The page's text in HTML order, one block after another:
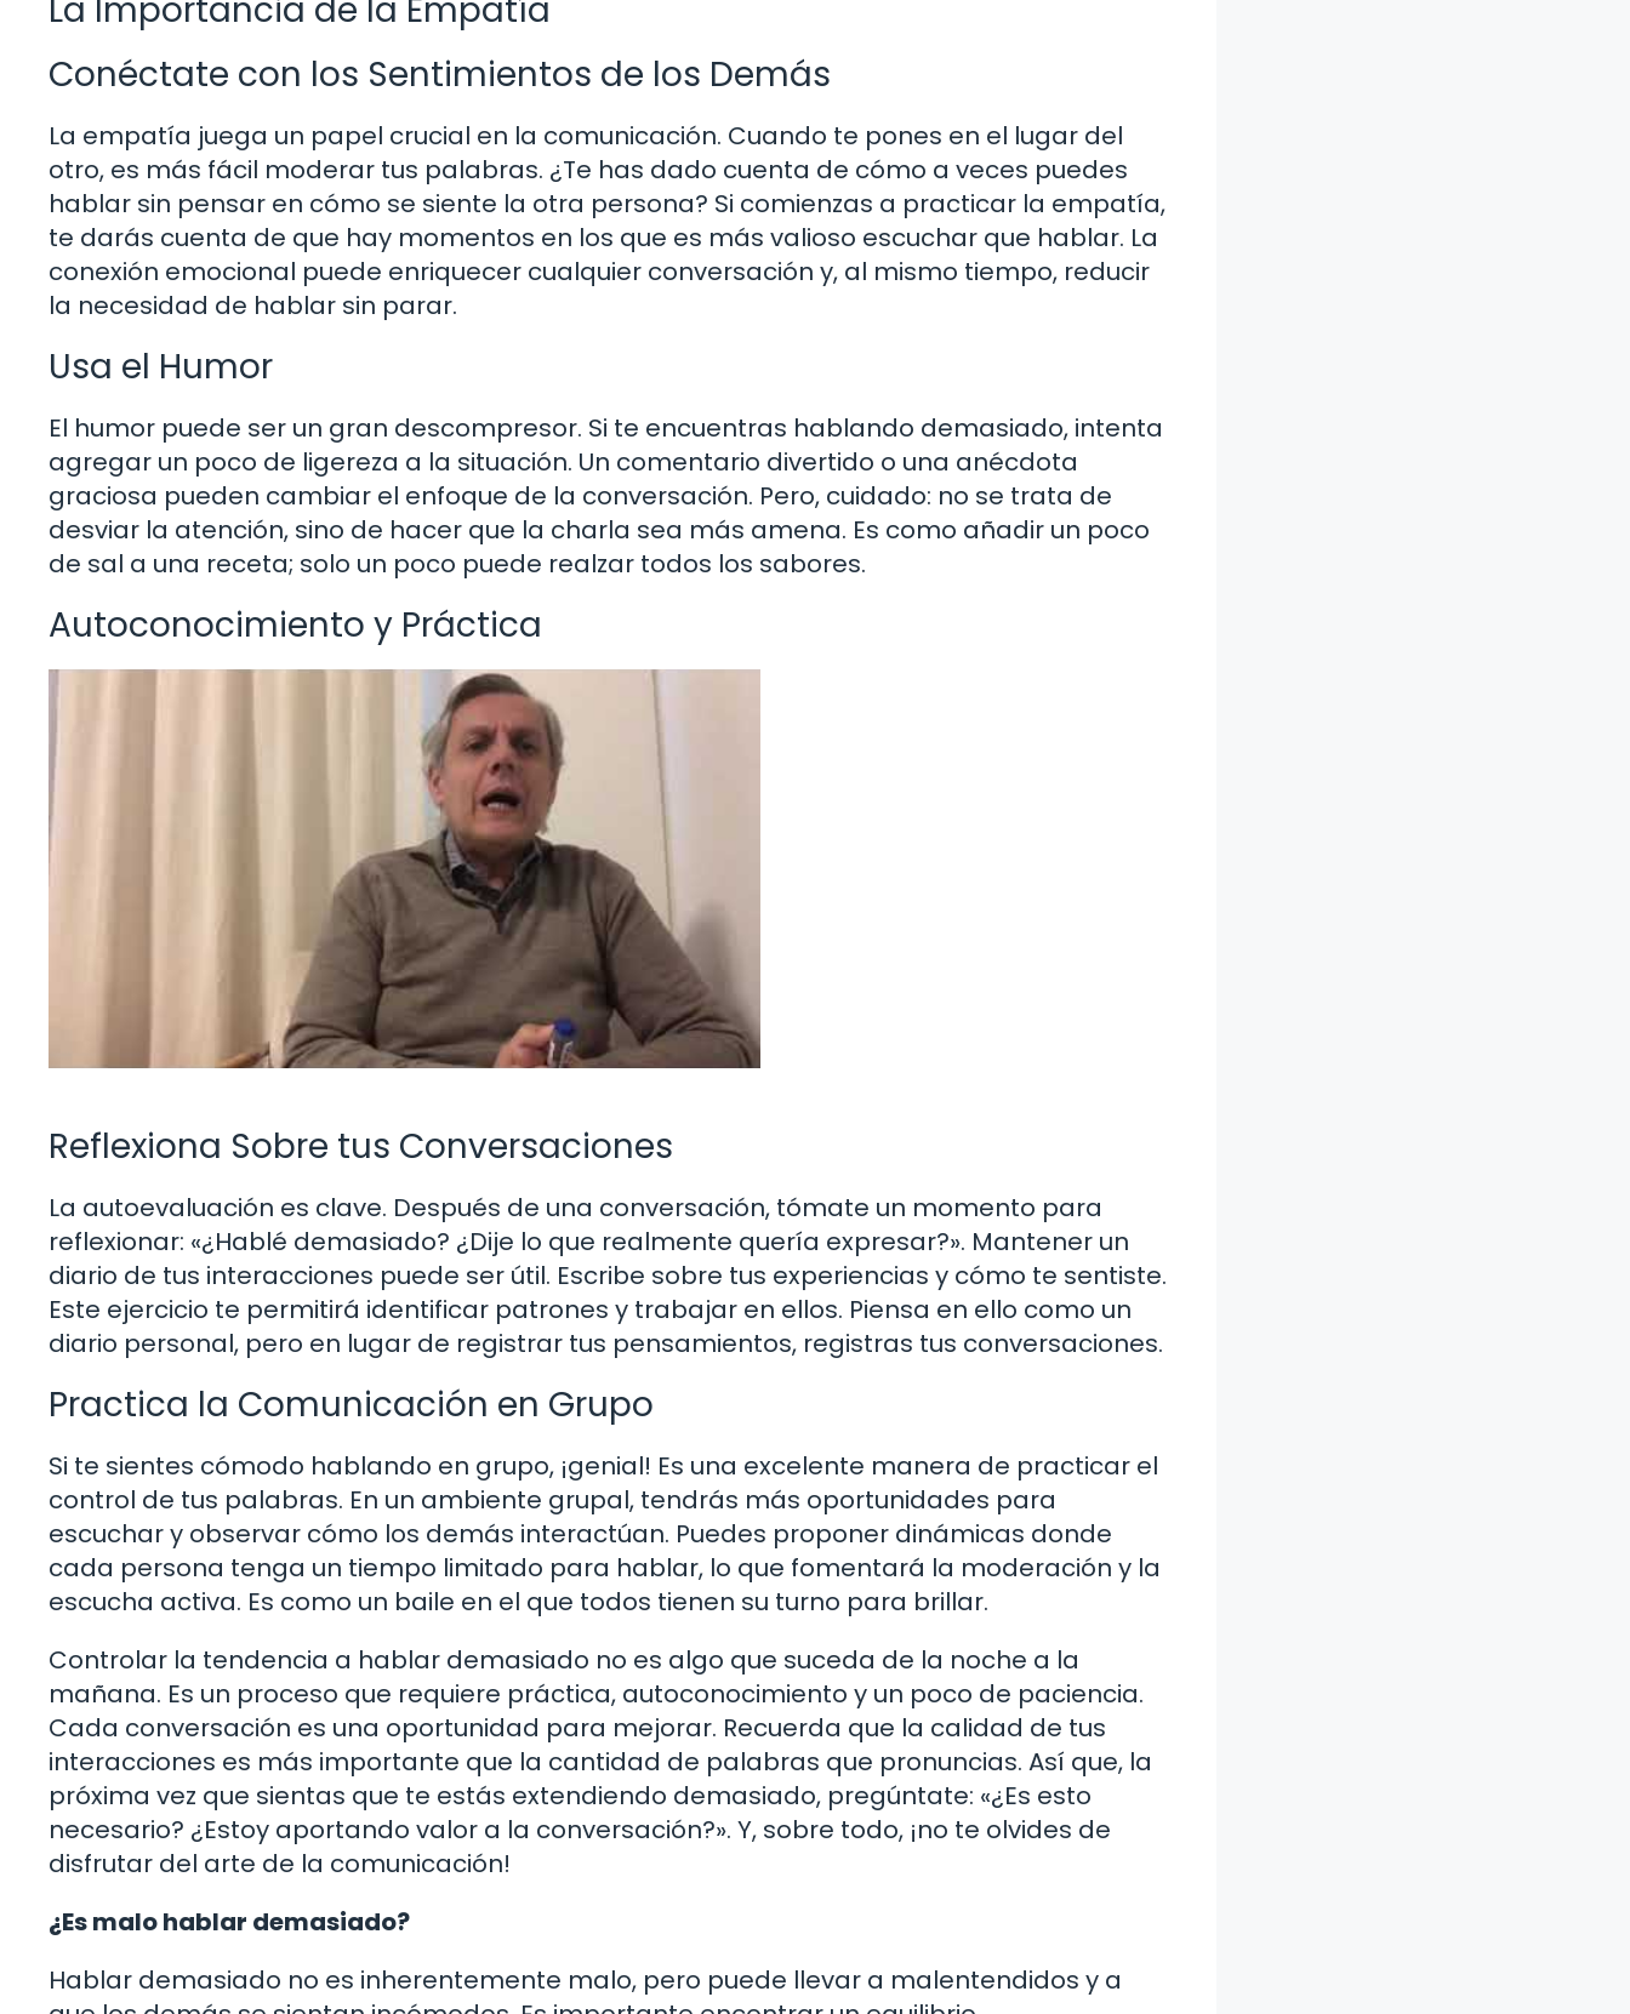
La Importancia de la Empatía
Conéctate con los Sentimientos de los Demás
La empatía juega un papel crucial en la comunicación. Cuando te pones en el lugar del
otro, es más fácil moderar tus palabras. ¿Te has dado cuenta de cómo a veces puedes
hablar sin pensar en cómo se siente la otra persona? Si comienzas a practicar la empatía,
te darás cuenta de que hay momentos en los que es más valioso escuchar que hablar. La
conexión emocional puede enriquecer cualquier conversación y, al mismo tiempo, reducir
la necesidad de hablar sin parar.
Usa el Humor
El humor puede ser un gran descompresor. Si te encuentras hablando demasiado, intenta
agregar un poco de ligereza a la situación. Un comentario divertido o una anécdota
graciosa pueden cambiar el enfoque de la conversación. Pero, cuidado: no se trata de
desviar la atención, sino de hacer que la charla sea más amena. Es como añadir un poco
de sal a una receta; solo un poco puede realzar todos los sabores.
Autoconocimiento y Práctica
Reflexiona Sobre tus Conversaciones
La autoevaluación es clave. Después de una conversación, tómate un momento para
reflexionar: «¿Hablé demasiado? ¿Dije lo que realmente quería expresar?». Mantener un
diario de tus interacciones puede ser útil. Escribe sobre tus experiencias y cómo te sentiste.
Este ejercicio te permitirá identificar patrones y trabajar en ellos. Piensa en ello como un
diario personal, pero en lugar de registrar tus pensamientos, registras tus conversaciones.
Practica la Comunicación en Grupo
Si te sientes cómodo hablando en grupo, ¡genial! Es una excelente manera de practicar el
control de tus palabras. En un ambiente grupal, tendrás más oportunidades para
escuchar y observar cómo los demás interactúan. Puedes proponer dinámicas donde
cada persona tenga un tiempo limitado para hablar, lo que fomentará la moderación y la
escucha activa. Es como un baile en el que todos tienen su turno para brillar.
Controlar la tendencia a hablar demasiado no es algo que suceda de la noche a la
mañana. Es un proceso que requiere práctica, autoconocimiento y un poco de paciencia.
Cada conversación es una oportunidad para mejorar. Recuerda que la calidad de tus
interacciones es más importante que la cantidad de palabras que pronuncias. Así que, la
próxima vez que sientas que te estás extendiendo demasiado, pregúntate: «¿Es esto
necesario? ¿Estoy aportando valor a la conversación?». Y, sobre todo, ¡no te olvides de
disfrutar del arte de la comunicación!
¿Es malo hablar demasiado?
Hablar demasiado no es inherentemente malo, pero puede llevar a malentendidos y a